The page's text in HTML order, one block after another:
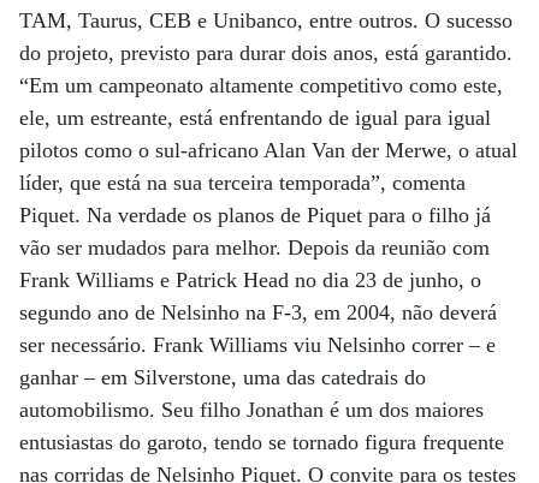
TAM, Taurus, CEB e Unibanco, entre outros. O sucesso
do projeto, previsto para durar dois anos, está garantido.
“Em um campeonato altamente competitivo como este,
ele, um estreante, está enfrentando de igual para igual
pilotos como o sul-africano Alan Van der Merwe, o atual
líder, que está na sua terceira temporada”, comenta
Piquet. Na verdade os planos de Piquet para o filho já
vão ser mudados para melhor. Depois da reunião com
Frank Williams e Patrick Head no dia 23 de junho, o
segundo ano de Nelsinho na F-3, em 2004, não deverá
ser necessário. Frank Williams viu Nelsinho correr – e
ganhar – em Silverstone, uma das catedrais do
automobilismo. Seu filho Jonathan é um dos maiores
entusiastas do garoto, tendo se tornado figura frequente
nas corridas de Nelsinho Piquet. O convite para os testes